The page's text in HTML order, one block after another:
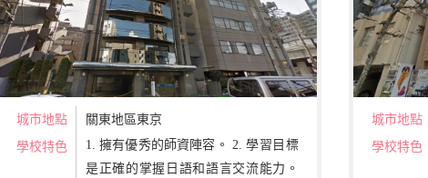
城市地點
關東地區東京
學校特色
1. 擁有優秀的師資陣容。 2. 學習目標
是正確的掌握日語和語言交流能力。
城市地點
學校特色